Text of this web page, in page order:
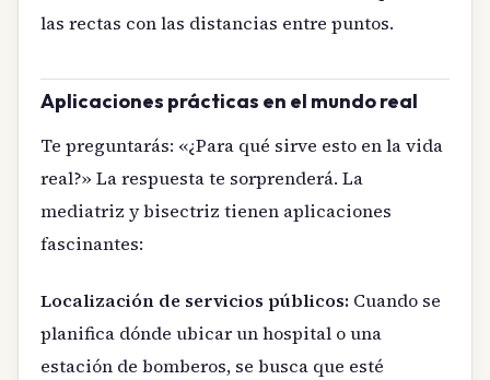
las rectas con las distancias entre puntos.
Aplicaciones prácticas en el mundo real
Te preguntarás: «¿Para qué sirve esto en la vida
real?» La respuesta te sorprenderá. La
mediatriz y bisectriz tienen aplicaciones
fascinantes:
Localización de servicios públicos: Cuando se
planifica dónde ubicar un hospital o una
estación de bomberos, se busca que esté